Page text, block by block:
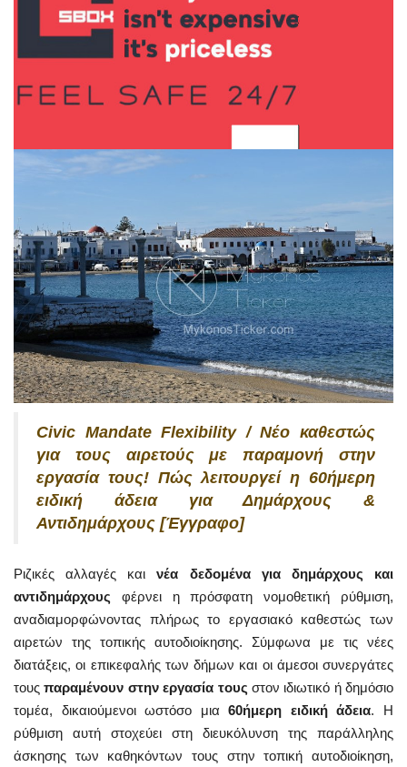
Civic Mandate Flexibility / Νέο καθεστώς
για τους αιρετούς με παραμονή στην
εργασία τους! Πώς λειτουργεί η 60ήμερη
ειδική άδεια για Δημάρχους &
Αντιδημάρχους [Έγγραφο]
Ριζικές αλλαγές καινέα δεδομένα για δημάρχους και
αντιδημάρχους φέρνει η πρόσφατη νομοθετική ρύθμιση,
αναδιαμορφώνοντας πλήρως το εργασιακό καθεστώς των
αιρετών της τοπικής αυτοδιοίκησης. Σύμφωνα με τις νέες
διατάξεις, οι επικεφαλής των δήμων και οι άμεσοι συνεργάτες
τουςπαραμένουν στην εργασία τους στον ιδιωτικό ή δημόσιο
τομέα, δικαιούμενοι ωστόσο μια60ήμερη ειδική άδεια. Η
ρύθμιση αυτή στοχεύει στη διευκόλυνση της παράλληλης
άσκησης των καθηκόντων τους στην τοπική αυτοδιοίκηση,